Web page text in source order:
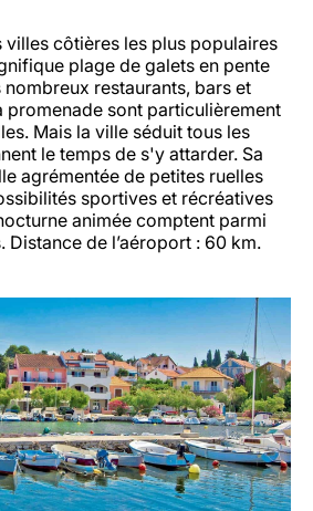
villes côtières les plus populaires
plage de galets en pente
restaurants, bars et
promenade sont particulièrement
Mais la ville séduit tous les
le temps de s'y attarder. Sa
agrémentée de petites ruelles
sportives et récréatives
animée comptent parmi
Distance de l’aéroport : 60 km.